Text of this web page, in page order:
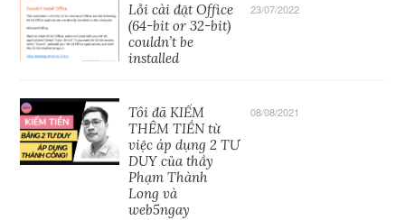
Lỗi cài đặt Office
(64-bit or 32-bit)
couldn’t be
installed
23/07/2022
Tôi đã KIẾM
THÊM TIỀN từ
việc áp dụng 2 TƯ
DUY của thầy
Phạm Thành
Long và
web5ngay
08/08/2021